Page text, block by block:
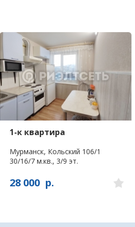
1-к квартира
Мурманск, Кольский 106/1
30/16/7 м.кв., 3/9 эт.
28 000 р.